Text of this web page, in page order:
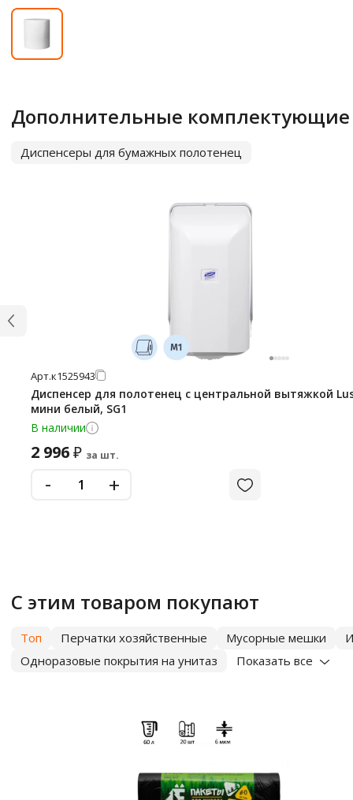
Дополнительные комплектующие
Диспенсеры для бумажных полотенец
Арт.к1525943
Диспенсер для полотенец с центральной вытяжкой
мини белый, SG1
В наличии
2 996₽ за шт.
- +
С этим товаром покупают
Топ Перчатки хозяйственные Мусорные мешки
Одноразовые покрытия на унитаз
Показать все